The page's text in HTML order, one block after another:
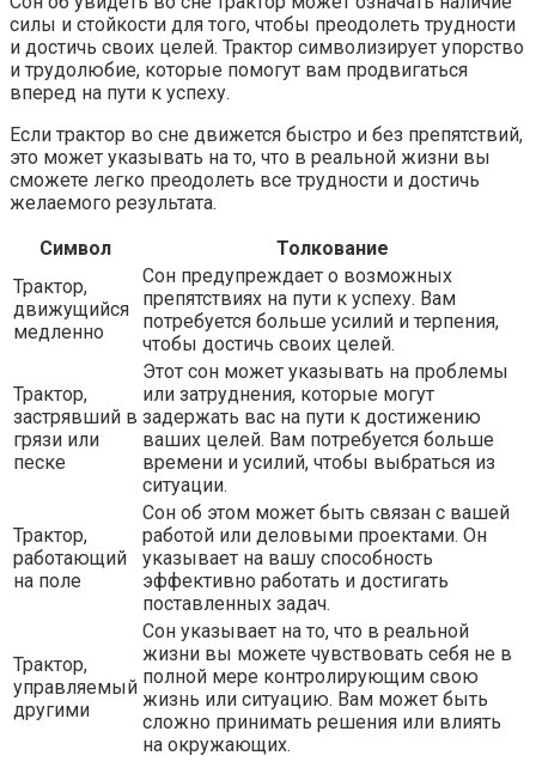
силы и стойкости для того, чтобы преодолеть трудности
и достичь своих целей. Трактор символизирует упорство
и трудолюбие, которые помогут вам продвигаться
вперед на пути к успеху.
Если трактор во сне движется быстро и без препятствий,
это может указывать на то, что в реальной жизни вы
сможете легко преодолеть все трудности и достичь
желаемого результата.
Символ
Толкование
Трактор,
движущийся
медленно
Сон предупреждает о возможных
препятствиях на пути к успеху. Вам
потребуется больше усилий и терпения,
чтобы достичь своих целей.
Трактор,
застрявший в
грязи или
песке
Этот сон может указывать на проблемы
или затруднения, которые могут
задержать вас на пути к достижению
ваших целей. Вам потребуется больше
времени и усилий, чтобы выбраться из
ситуации.
Трактор,
работающий
на поле
Сон об этом может быть связан с вашей
работой или деловыми проектами. Он
указывает на вашу способность
эффективно работать и достигать
поставленных задач.
Трактор,
управляемый
другими
Сон указывает на то, что в реальной
жизни вы можете чувствовать себя не в
полной мере контролирующим свою
жизнь или ситуацию. Вам может быть
сложно принимать решения или влиять
на окружающих.